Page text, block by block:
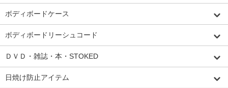
ボディボードケース
ボディボードリーシュコード
ＤＶＤ・雑誌・本・STOKED
日焼け防止アイテム